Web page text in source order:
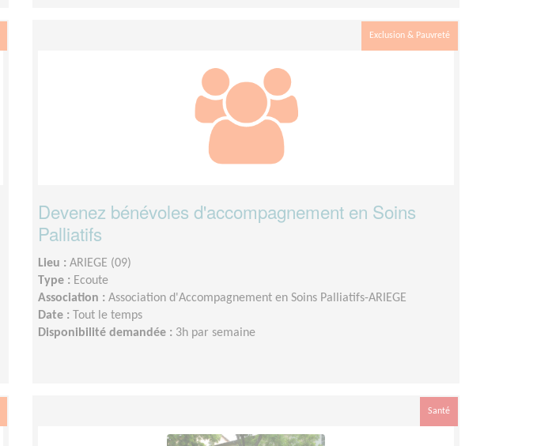
Exclusion & Pauvreté
Devenez bénévoles d'accompagnement en Soins
Palliatifs
Lieu : ARIEGE (09)
Type : Ecoute
Association : Association d'Accompagnement en Soins Palliatifs-ARIEGE
Date :
Tout le temps
Disponibilité demandée : 3h par semaine
Santé